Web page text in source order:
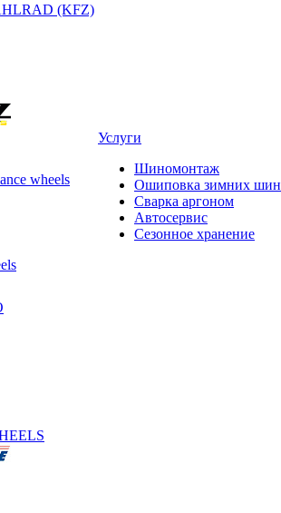
(KFZ)
wheels
Услуги
Шиномонтаж
Ошиповка зимних шин
Сварка аргоном
Автосервис
Сезонное хранение